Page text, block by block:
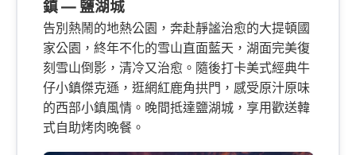
鎮 — 鹽湖城
告別熱鬧的地熱公園，奔赴靜謐治愈的大提頓國
家公園，終年不化的雪山直面藍天，湖面完美復
刻雪山倒影，清冷又治愈。隨後打卡美式經典牛
仔小鎮傑克遜，逛網紅鹿角拱門，感受原汁原味
的西部小鎮風情。晚間抵達鹽湖城，享用歡送韓
式自助烤肉晚餐。